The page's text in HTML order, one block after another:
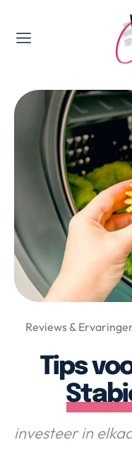
Valerie's Topics
Lifestyle,
Over Valerie
Reviews &
Tips
investeer in